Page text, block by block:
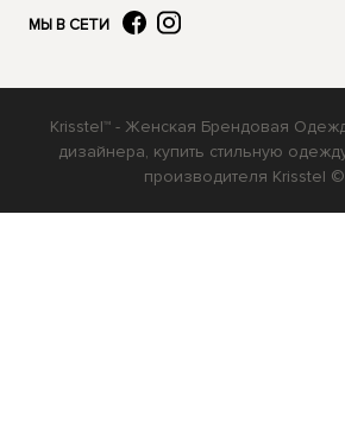
МЫ В СЕТИ
Krisstel™ - Женская Брендовая
дизайнера, купить стильную
производителя Krisstel